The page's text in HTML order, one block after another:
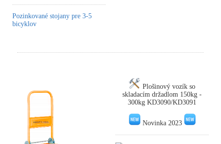
Pozinkované stojany pre 3-5
bicyklov
Plošinový vozík so
skladacím držadlom 150kg -
300kg KD3090/KD3091
Novinka 2023